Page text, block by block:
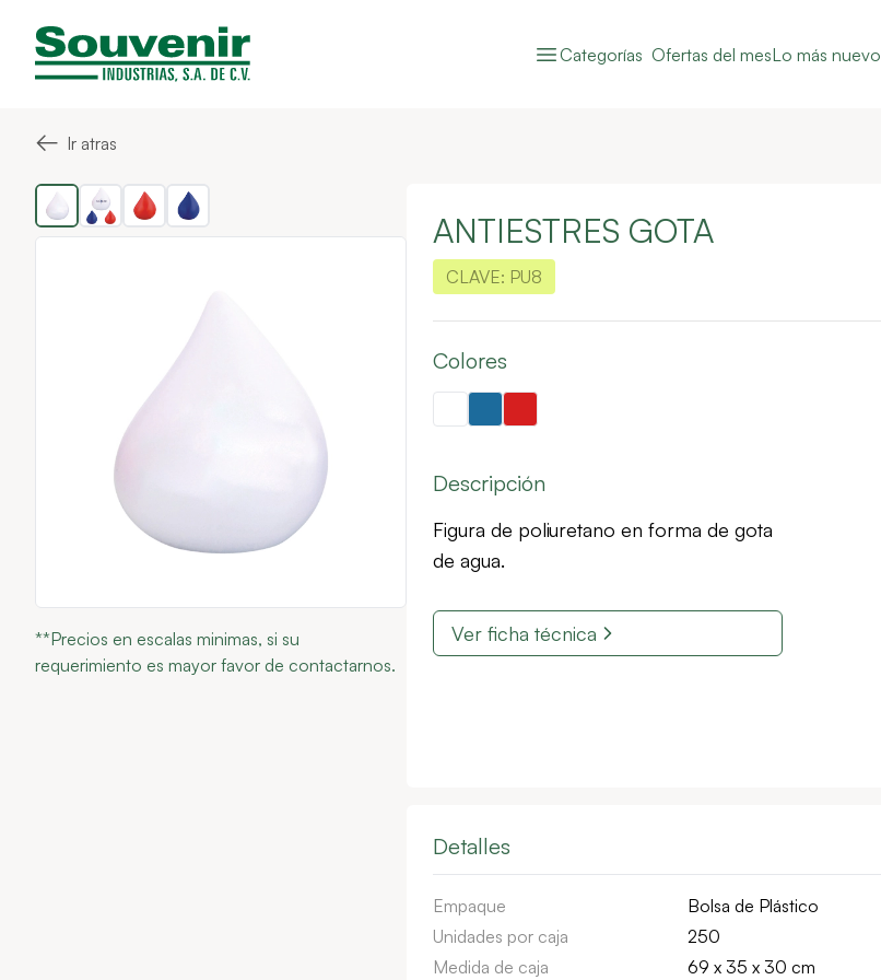
Categorías Ofertas del mesLo más nuevo
← Ir atras
**Precios en escalas minimas, si su
requerimiento es mayor favor de contactarnos.
ANTIESTRES GOTA
CLAVE: PU8
Colores
Descripción
Figura de poliuretano en forma de gota
de agua.
Ver ficha técnica
Detalles
Empaque Bolsa de Plástico
Unidades por caja
250
Medida de caja
69 x 35 x 30 cm